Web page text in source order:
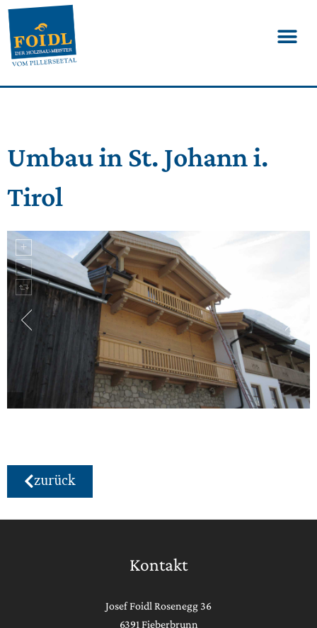
Umbau in St. Johann i.
Tirol
zurück
Kontakt
Josef Foidl Rosenegg 36
6391 Fieberbrunn